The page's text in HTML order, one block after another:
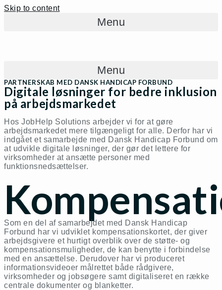
Skip to content
Menu
Menu
PARTNERSKAB MED DANSK HANDICAP FORBUND
Digitale løsninger for bedre inklusion
på arbejdsmarkedet
Hos JobHelp Solutions arbejder vi for at gøre
arbejdsmarkedet mere tilgængeligt for alle. Derfor har vi
indgået et samarbejde med Dansk Handicap Forbund om
at udvikle digitale løsninger, der gør det lettere for
virksomheder at ansætte personer med
funktionsnedsættelser.
Som en del af samarbejdet med Dansk Handicap
Forbund har vi udviklet kompensationskortet, der giver
arbejdsgivere et hurtigt overblik over de støtte- og
kompensationsmuligheder, de kan benytte i forbindelse
med en ansættelse. Derudover har vi produceret
informationsvideoer målrettet både rådgivere,
virksomheder og jobsøgere samt digitaliseret en række
centrale dokumenter og blanketter.